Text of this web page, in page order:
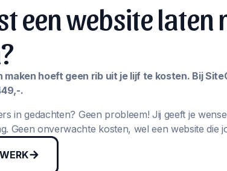
een website laten
maken hoeft geen rib uit je lijf te kosten. Bij
.
in gedachten? Geen probleem! Jij geeft je
Geen onverwachte kosten, wel een website die